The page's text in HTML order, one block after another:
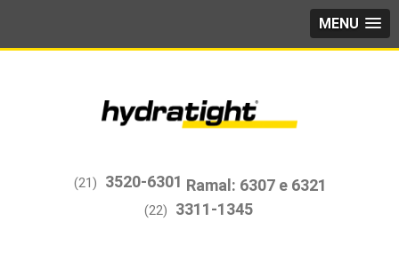
MENU
(21) 3520-6301
(22) 3311-1345